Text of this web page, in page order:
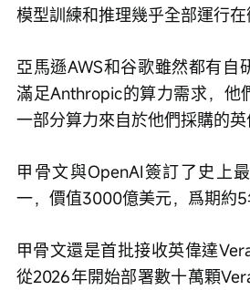
模型訓練和推理幾乎全部運行在
亞馬遜AWS和谷歌雖然都有自
滿足Anthropic的算力需求，他
一部分算力來自於他們採購的英
甲骨文與OpenAI簽訂了史上
一，價值3000億美元，爲期約5
甲骨文還是首批接收英偉達
從2026年開始部署數十萬顆